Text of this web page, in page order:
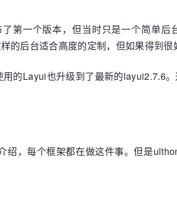
第一个版本，但当时只是一个简单后
后台适合高度的定制，但如果得到很
的Layui也升级到了最新的layui2.7.6
，每个框架都在做这件事。但是